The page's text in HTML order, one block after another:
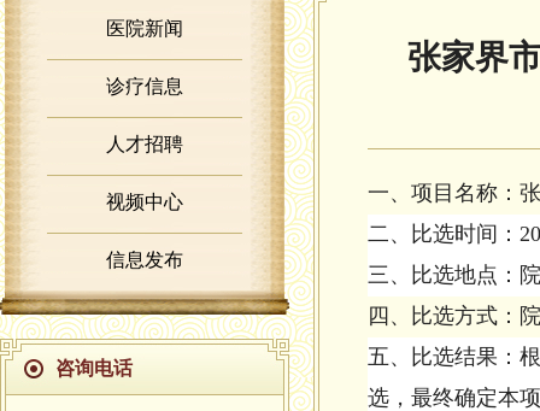
医院新闻
诊疗信息
人才招聘
视频中心
信息发布
咨询电话
张家界
一、 项目名称：
二、比选时间：
三、比选地点：
四、
比选方式：
五、比选结果：
选，最终确定本